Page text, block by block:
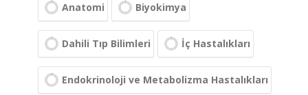
Anatomi Biyokimya
Dahili Tıp Bilimleri İç Hastalıkları
Endokrinoloji ve Metabolizma Hastalıkları